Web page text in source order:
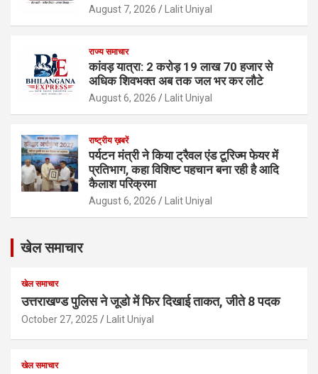
August 7, 2026 Lalit Uniyal
राज्य समाचार
कांवड़ यात्रा: 2 करोड़ 19 लाख 70 हजार से
अधिक शिवभक्त अब तक जल भर कर लौटे
August 6, 2026 Lalit Uniyal
राष्ट्रीय ख़बरें
पर्यटन मंत्री ने किया ट्रैवल एंड टूरिज्म फेयर में
प्रतिभाग, कहा विशिष्ट पहचान बना रही है आदि
कैलाश परिक्रमा
August 6, 2026 Lalit Uniyal
खेल समाचार
खेल समाचार
उत्तराखण्ड पुलिस ने जूडो में फिर दिखाई ताकत, जीते 8 पदक
October 27, 2025 Lalit Uniyal
खेल समाचार